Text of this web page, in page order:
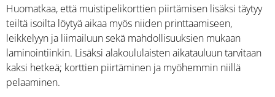
Huomatkaa, että muistipelikorttien piirtämisen lisäksi täytyy
teiltä isoilta löytyä aikaa myös niiden printtaamiseen,
leikkelyyn ja liimailuun sekä mahdollisuuksien mukaan
laminointiinkin. Lisäksi alakoululaisten aikatauluun tarvitaan
kaksi hetkeä; korttien piirtäminen ja myöhemmin niillä
pelaaminen.